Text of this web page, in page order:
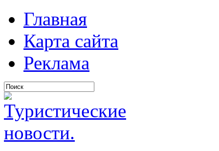
Главная
Карта сайта
Реклама